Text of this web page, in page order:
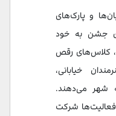
و پارک‌های
جشن به خود
کلاس‌های رقص
خیابانی،
شهر می‌دهند.
فعالیت‌ها شرکت